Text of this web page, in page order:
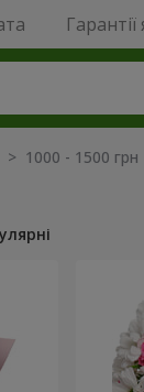
Гарантії
> 1000 - 1500 грн